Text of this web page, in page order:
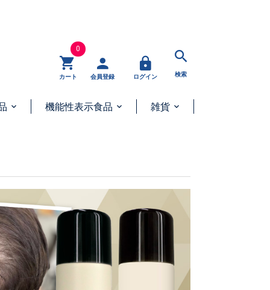
機能性表示食品 雑貨
0
カート 会員登録 ログイン 検索